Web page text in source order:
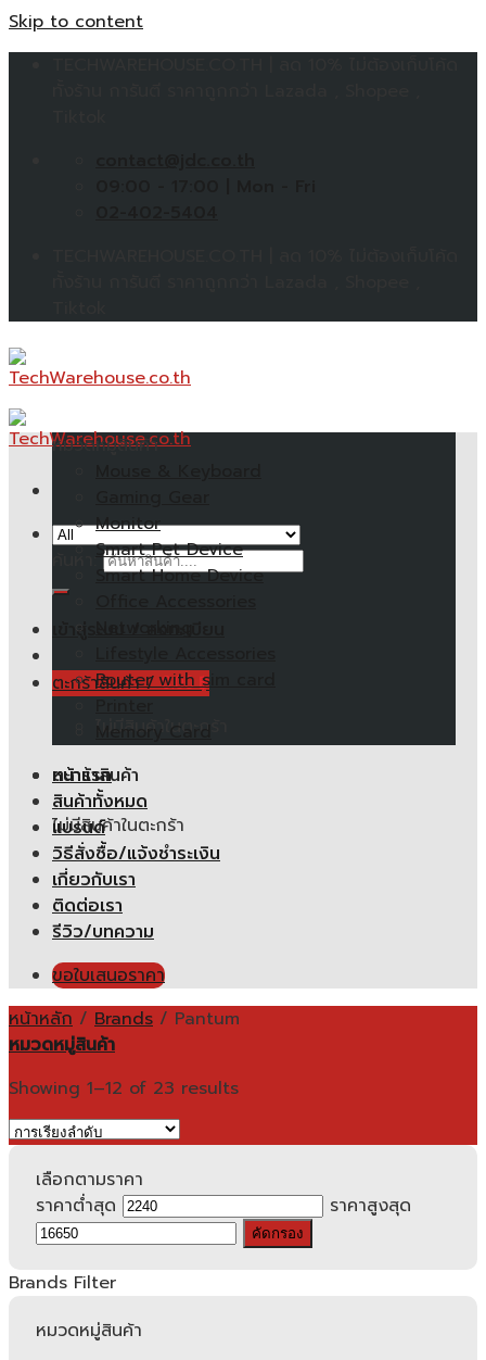
Skip to content
ตะกร้าสินค้า /0.00฿
ไม่มีสินค้าในตะกร้า
ตะกร้าสินค้า
ไม่มีสินค้าในตะกร้า
หมวดหมู่สินค้า
Monitor
Smart Pet Device
Smart Home Device
Router with sim card
Memory Card
หน้าแรก
สินค้าทั้งหมด
แบรนด์
วิธีสั่งซื้อ/แจ้งชำระเงิน
เกี่ยวกับเรา
ติดต่อเรา
รีวิว/บทความ
ขอใบเสนอราคา
หน้าหลัก / Brands / Pantum
หมวดหมู่สินค้า
Showing 1–12 of 23 results
เลือกตามราคา
ราคาต่ำสุด
ราคาสูงสุด
คัดกรอง
Brands Filter
หมวดหมู่สินค้า